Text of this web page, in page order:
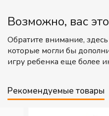
Возможно, вас
Обратите внимание,
которые могли бы
игру ребенка еще более
Рекомендуемые товары